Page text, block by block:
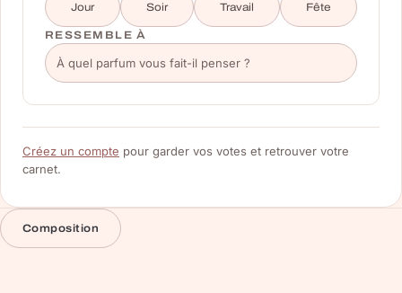
Jour Soir Travail Fête
RESSEMBLE À
Créez un compte pour garder vos votes et retrouver votre
carnet.
Composition